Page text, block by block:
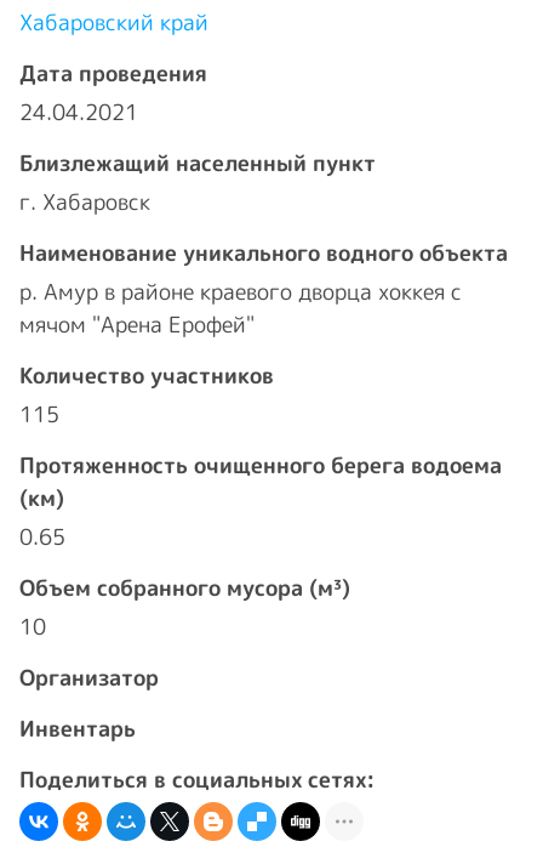
Хабаровский край
Дата проведения
24.04.2021
Близлежащий населенный пункт
г. Хабаровск
Наименование уникального водного объекта
р. Амур в районе краевого дворца хоккея с
мячом "Арена Ерофей"
Количество участников
115
Протяженность очищенного берега водоема
(км)
0.65
Объем собранного мусора (м³)
10
Организатор
Инвентарь
Поделиться в социальных сетях: